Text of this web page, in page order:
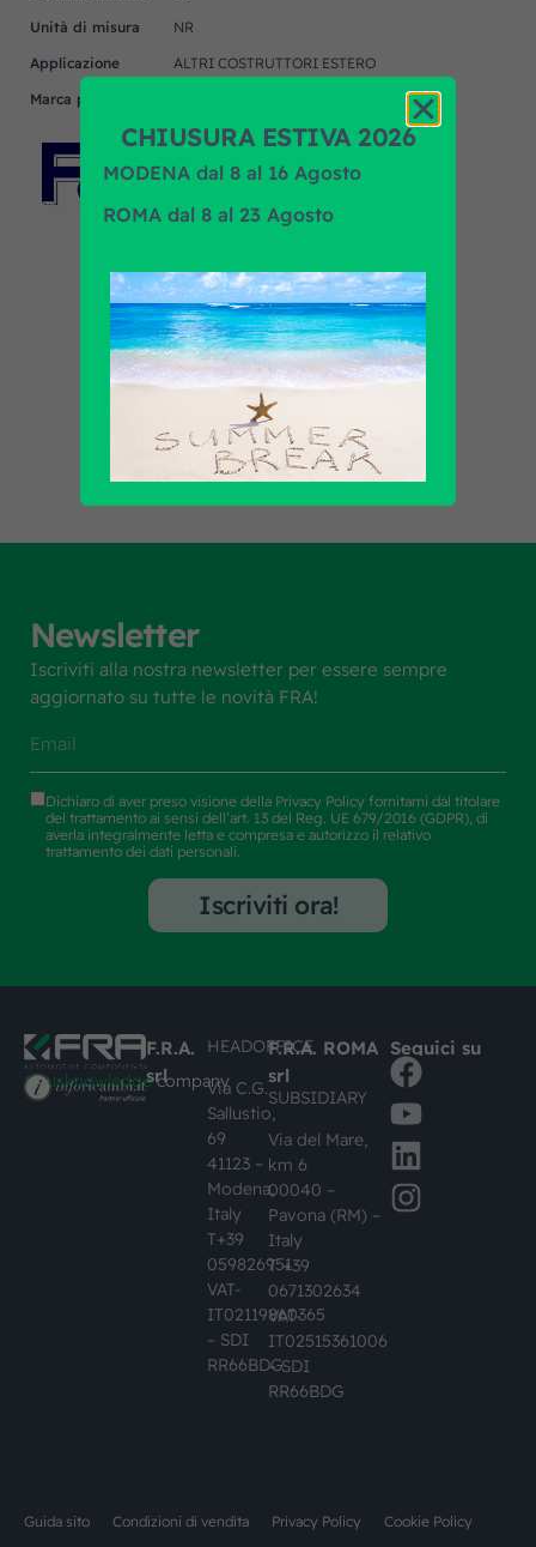
Unità di misura
NR
Applicazione
ALTRI COSTRUTTORI ESTERO
Marca prodotto
Scopri tutti i prodotti
Newsletter
Iscriviti alla nostra newsletter per essere sempre
aggiornato su tutte le novità FRA!
Dichiaro di aver preso visione della Privacy Policy fornitami dal titolare
del trattamento ai sensi dell’art. 13 del Reg. UE 679/2016 (GDPR), di
averla integralmente letta e compresa e autorizzo il relativo
trattamento dei dati personali.
Iscriviti ora!
#busknowledgecompany
F.R.A.
srl
HEADOFFICE
Via C.G.
Sallustio,
69
41123 –
Modena,
Italy
T+39
059826951
VAT-
IT02119860365
– SDI
RR66BDG
F.R.A. ROMA
srl
SUBSIDIARY
Via del Mare,
km 6
00040 –
Pavona (RM) –
Italy
T +39
0671302634
VAT-
IT02515361006
– SDI
RR66BDG
Seguici su
Guida sito Condizioni di vendita Privacy Policy Cookie Policy
CHIUSURA ESTIVA 2026
MODENA dal 8 al 16 Agosto
ROMA dal 8 al 23 Agosto